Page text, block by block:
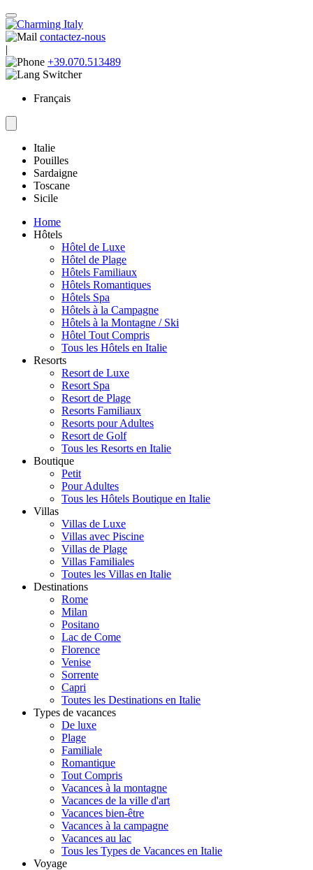
contactez-nous
|
+39.070.513489
Français
Italie
Pouilles
Sardaigne
Toscane
Sicile
Home
Hôtels
Hôtel de Luxe
Hôtel de Plage
Hôtels Familiaux
Hôtels Romantiques
Hôtels Spa
Hôtels à la Campagne
Hôtels à la Montagne / Ski
Hôtel Tout Compris
Tous les Hôtels en Italie
Resorts
Resort de Luxe
Resort Spa
Resort de Plage
Resorts Familiaux
Resorts pour Adultes
Resort de Golf
Tous les Resorts en Italie
Boutique
Petit
Pour Adultes
Tous les Hôtels Boutique en Italie
Villas
Villas de Luxe
Villas avec Piscine
Villas de Plage
Villas Familiales
Toutes les Villas en Italie
Destinations
Rome
Milan
Positano
Lac de Come
Florence
Venise
Sorrente
Capri
Toutes les Destinations en Italie
Types de vacances
De luxe
Plage
Familiale
Romantique
Tout Compris
Vacances à la montagne
Vacances de la ville d'art
Vacances bien-être
Vacances à la campagne
Vacances au lac
Tous les Types de Vacances en Italie
Voyage